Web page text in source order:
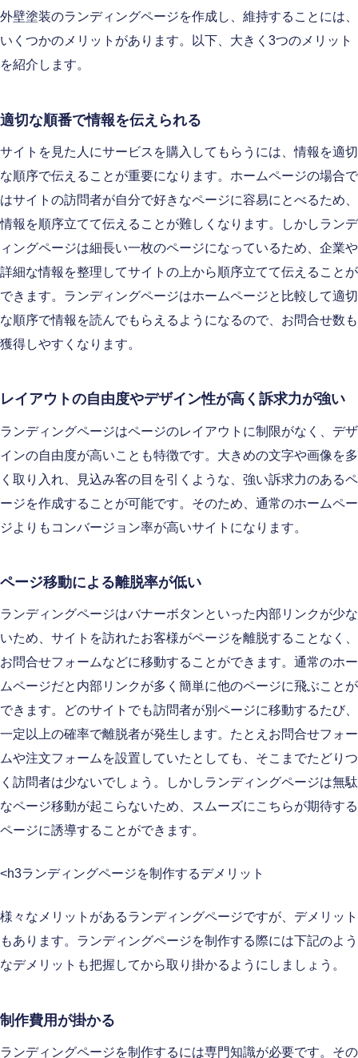
外壁塗装のランディングページを作成し、維持することには、
いくつかのメリットがあります。以下、大きく3つのメリット
を紹介します。
適切な順番で情報を伝えられる
サイトを見た人にサービスを購入してもらうには、情報を適切
な順序で伝えることが重要になります。ホームページの場合で
はサイトの訪問者が自分で好きなページに容易にとべるため、
情報を順序立てて伝えることが難しくなります。しかしランデ
ィングページは細長い一枚のページになっているため、企業や
詳細な情報を整理してサイトの上から順序立てて伝えることが
できます。ランディングページはホームページと比較して適切
な順序で情報を読んでもらえるようになるので、お問合せ数も
獲得しやすくなります。
レイアウトの自由度やデザイン性が高く訴求力が強い
ランディングページはページのレイアウトに制限がなく、デザ
インの自由度が高いことも特徴です。大きめの文字や画像を多
く取り入れ、見込み客の目を引くような、強い訴求力のあるペ
ージを作成することが可能です。そのため、通常のホームペー
ジよりもコンバージョン率が高いサイトになります。
ページ移動による離脱率が低い
ランディングページはバナーボタンといった内部リンクが少な
いため、サイトを訪れたお客様がページを離脱することなく、
お問合せフォームなどに移動することができます。通常のホー
ムページだと内部リンクが多く簡単に他のページに飛ぶことが
できます。どのサイトでも訪問者が別ページに移動するたび、
一定以上の確率で離脱者が発生します。たとえお問合せフォー
ムや注文フォームを設置していたとしても、そこまでたどりつ
く訪問者は少ないでしょう。しかしランディングページは無駄
なページ移動が起こらないため、スムーズにこちらが期待する
ページに誘導することができます。
<h3ランディングページを制作するデメリット
様々なメリットがあるランディングページですが、デメリット
もあります。ランディングページを制作する際には下記のよう
なデメリットも把握してから取り掛かるようにしましょう。
制作費用が掛かる
ランディングページを制作するには専門知識が必要です。その